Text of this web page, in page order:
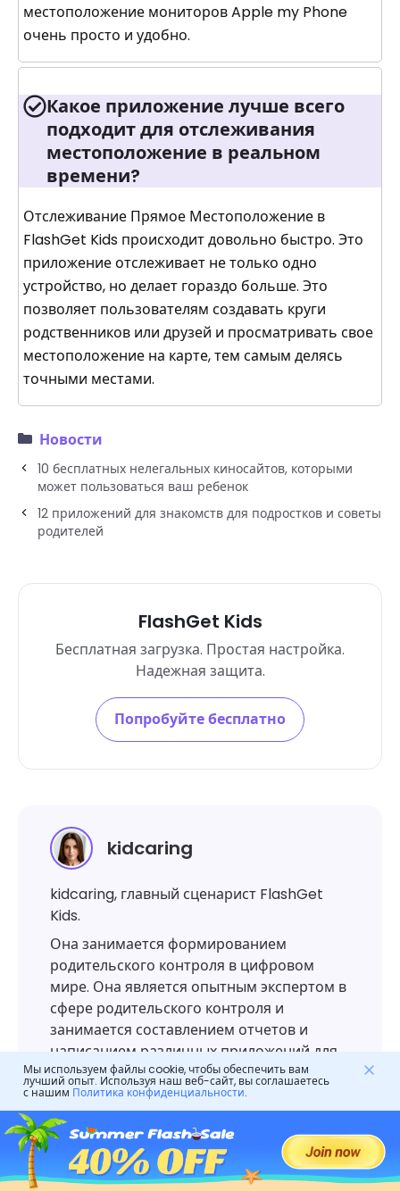
местоположение мониторов Apple my Phone
очень просто и удобно.
Какое приложение лучше всего
подходит для отслеживания
местоположение в реальном
времени?
Отслеживание Прямое Местоположение в
FlashGet Kids происходит довольно быстро. Это
приложение отслеживает не только одно
устройство, но делает гораздо больше. Это
позволяет пользователям создавать круги
родственников или друзей и просматривать свое
местоположение на карте, тем самым делясь
точными местами.
Новости
10 бесплатных нелегальных киносайтов, которыми
может пользоваться ваш ребенок
12 приложений для знакомств для подростков и советы
родителей
FlashGet Kids
Бесплатная загрузка. Простая настройка.
Надежная защита.
Попробуйте бесплатно
kidcaring
kidcaring, главный сценарист FlashGet
Kids.
Она занимается формированием
родительского контроля в цифровом
мире. Она является опытным экспертом в
сфере родительского контроля и
занимается составлением отчетов и
написанием различных приложений для
родительского контроля. За последние
пять лет она предоставила семье
дополнительных наставников для
родителей и внесла свой вклад в
изменение методов воспитания детей.
Мы используем файлы cookie, чтобы обеспечить вам
лучший опыт. Используя наш веб-сайт, вы соглашаетесь
с нашим Политика конфиденциальности.